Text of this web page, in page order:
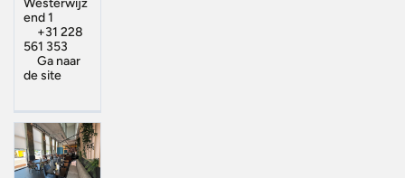
end 1
+31 228
561 353
Ga naar
de site